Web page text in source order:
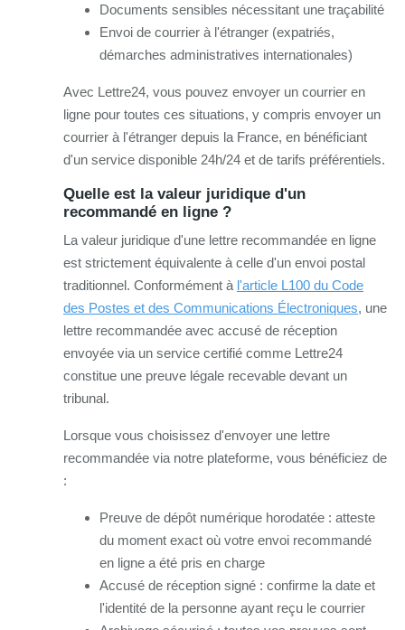
Documents sensibles nécessitant une traçabilité
Envoi de courrier à l'étranger (expatriés,
démarches administratives internationales)
Avec Lettre24, vous pouvez envoyer un courrier en
ligne pour toutes ces situations, y compris envoyer un
courrier à l'étranger depuis la France, en bénéficiant
d'un service disponible 24h/24 et de tarifs préférentiels.
Quelle est la valeur juridique d'un
recommandé en ligne ?
La valeur juridique d'une lettre recommandée en ligne
est strictement équivalente à celle d'un envoi postal
traditionnel. Conformément à l'article L100 du Code
des Postes et des Communications Électroniques, une
lettre recommandée avec accusé de réception
envoyée via un service certifié comme Lettre24
constitue une preuve légale recevable devant un
tribunal.
Lorsque vous choisissez d'envoyer une lettre
recommandée via notre plateforme, vous bénéficiez de
:
Preuve de dépôt numérique horodatée : atteste
du moment exact où votre envoi recommandé
en ligne a été pris en charge
Accusé de réception signé : confirme la date et
l'identité de la personne ayant reçu le courrier